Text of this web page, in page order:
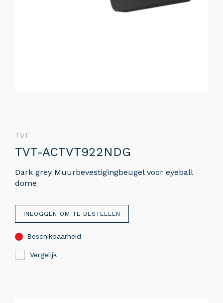
TVT
TVT-ACTVT922NDG
Dark grey Muurbevestigingbeugel voor eyeball
dome
INLOGGEN OM TE BESTELLEN
Beschikbaarheid
Vergelijk